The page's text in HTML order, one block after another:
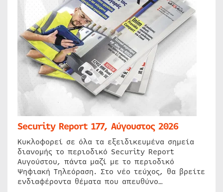
Security Report 177, Αύγουστος 2026
Κυκλοφορεί σε όλα τα εξειδικευμένα σημεία
διανομής το περιοδικό Security Report
Αυγούστου, πάντα μαζί με το περιοδικό
Ψηφιακή Τηλεόραση. Στο νέο τεύχος, θα βρείτε
ενδιαφέροντα θέματα που απευθύνο…